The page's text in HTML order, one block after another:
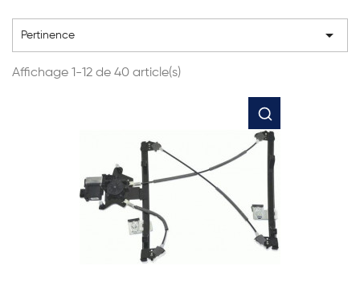
Pertinence 
Affichage 1-12 de 40 article(s)